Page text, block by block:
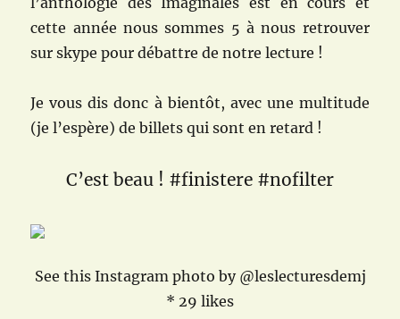
cette année nous sommes 5 à nous retrouver
sur skype pour débattre de notre lecture !
Je vous dis donc à bientôt, avec une multitude
(je l’espère) de billets qui sont en retard !
C’est beau ! #finistere #nofilter
See this Instagram photo by @leslecturesdemj
* 29 likes